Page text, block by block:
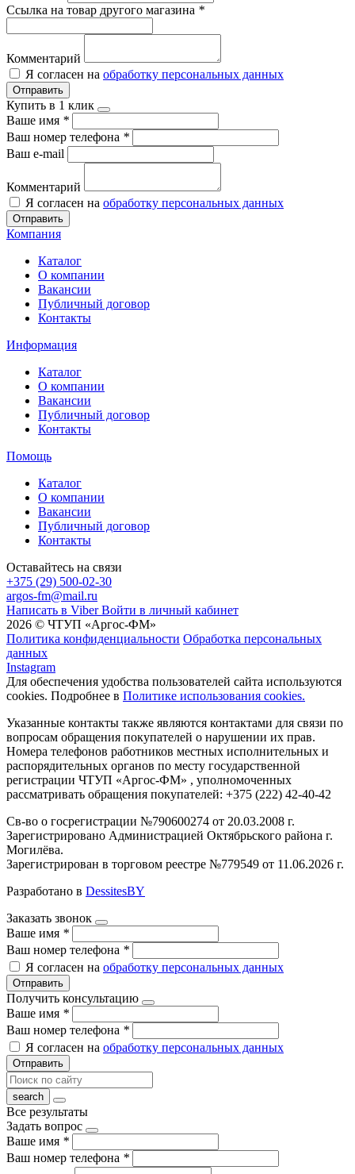
Ссылка на товар другого магазина *
Комментарий
Я согласен на обработку персональных данных
Отправить
Купить в 1 клик
Ваше имя *
Ваш номер телефона *
Ваш e-mail
Комментарий
Я согласен на обработку персональных данных
Отправить
Компания
Каталог
О компании
Вакансии
Публичный договор
Контакты
Информация
Каталог
О компании
Вакансии
Публичный договор
Контакты
Помощь
Каталог
О компании
Вакансии
Публичный договор
Контакты
Оставайтесь на связи
+375 (29) 500-02-30
argos-fm@mail.ru
Написать в Viber Войти в личный кабинет
2026 © ЧТУП «Аргос-ФМ»
Политика конфиденциальности Обработка персональных
данных
Instagram
Для обеспечения удобства пользователей сайта используются
cookies. Подробнее в Политике использования cookies.
Указанные контакты также являются контактами для связи по
вопросам обращения покупателей о нарушении их прав.
Номера телефонов работников местных исполнительных и
распорядительных органов по месту государственной
регистрации ЧТУП «Аргос-ФМ» , уполномоченных
рассматривать обращения покупателей: +375 (222) 42-40-42
Св-во о госрегистрации №790600274 от 20.03.2008 г.
Зарегистрировано Администрацией Октябрьского района г.
Могилёва.
Зарегистрирован в торговом реестре №779549 от 11.06.2026 г.
Разработано в DessitesBY
Заказать звонок
Ваше имя *
Ваш номер телефона *
Я согласен на обработку персональных данных
Отправить
Получить консультацию
Ваше имя *
Ваш номер телефона *
Я согласен на обработку персональных данных
Отправить
Все результаты
Задать вопрос
Ваше имя *
Ваш номер телефона *